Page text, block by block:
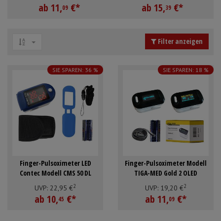
Schürzen
Mundpflege &
ab 11,09 €* ab 15,39 €*
Filter anzeigen
Finger-Pulsoximeter LED
Contec Modell CMS 50 DL
UVP: 22,95 €2
ab 10,45 €*
SIE SPAREN: 36 %
Finger-Pulsoximeter Modell
TIGA-MED Gold 2 OLED
UVP: 19,20 €2
ab 11,09 €*
SIE SPAREN: 18 %